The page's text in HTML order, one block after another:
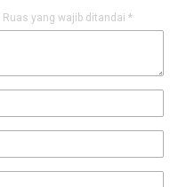
Ruas yang wajib ditandai *